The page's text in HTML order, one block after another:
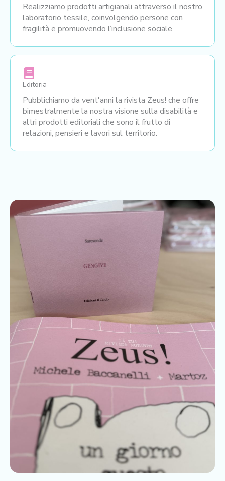
Realizziamo prodotti artigianali attraverso il nostro
laboratorio tessile, coinvolgendo persone con
fragilità e promuovendo l’inclusione sociale.
Editoria
Pubblichiamo da vent'anni la rivista Zeus! che offre
bimestralmente la nostra visione sulla disabilità e
altri prodotti editoriali che sono il frutto di
relazioni, pensieri e lavori sul territorio.